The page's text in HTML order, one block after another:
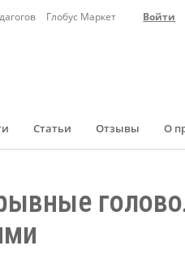
Глобус Маркет Войти
Статьи Отзывы О